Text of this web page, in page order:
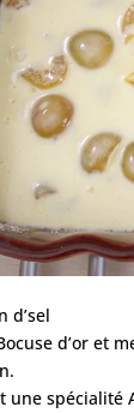
d’sel
d’or et
une spécialité